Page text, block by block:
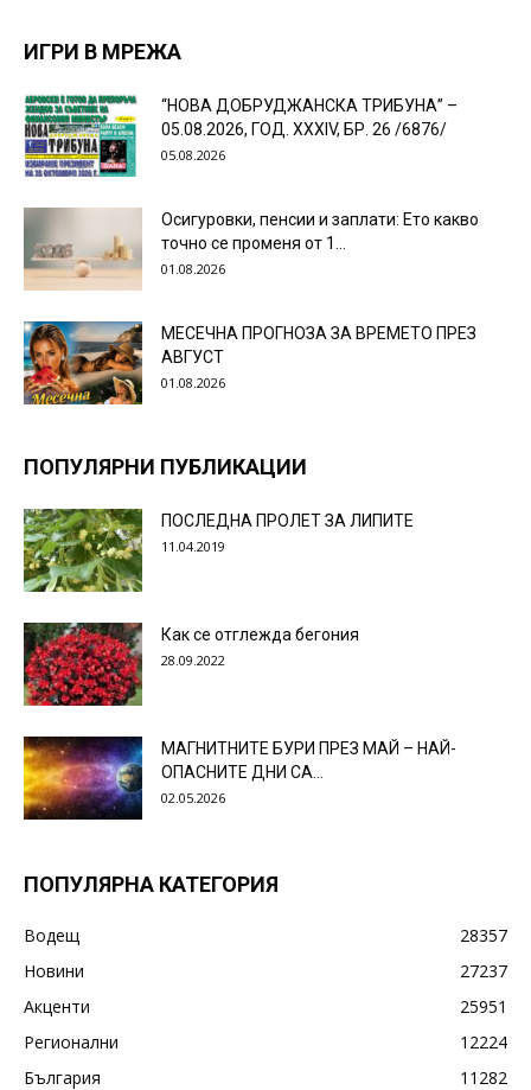
ИГРИ В МРЕЖА
“НОВА ДОБРУДЖАНСКА ТРИБУНА” –
05.08.2026, ГОД. XXХIV, БР. 26 /6876/
05.08.2026
Осигуровки, пенсии и заплати: Ето какво
точно се променя от 1...
01.08.2026
МЕСЕЧНА ПРОГНОЗА ЗА ВРЕМЕТО ПРЕЗ
АВГУСТ
01.08.2026
ПОПУЛЯРНИ ПУБЛИКАЦИИ
ПОСЛЕДНА ПРОЛЕТ ЗА ЛИПИТЕ
11.04.2019
Как се отглежда бегония
28.09.2022
МАГНИТНИТЕ БУРИ ПРЕЗ МАЙ – НАЙ-
ОПАСНИТЕ ДНИ СА…
02.05.2026
ПОПУЛЯРНА КАТЕГОРИЯ
Водещ
28357
Новини
27237
Акценти
25951
Регионални
12224
България
11282